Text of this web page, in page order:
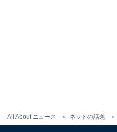
All About ニュース ネットの話題